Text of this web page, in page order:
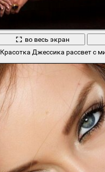
во весь экран
Красотка Джессика рассвет с